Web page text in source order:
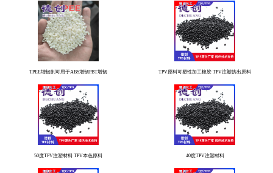
TPEE增韧剂可用于ABS增韧PBT增韧 TPV原料可塑性加工橡胶 TPV注塑挤出原料
50度TPV注塑材料 TPV本色原料 40度TPV注塑材料